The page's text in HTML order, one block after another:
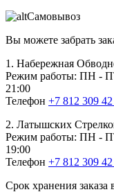
Самовывоз
Вы можете забрать
1. Набережная
Режим работы: ПН -
21:00
Телефон +7 812 309
2. Латышских
Режим работы: ПН -
19:00
Телефон +7 812 309
Срок хранения заказа